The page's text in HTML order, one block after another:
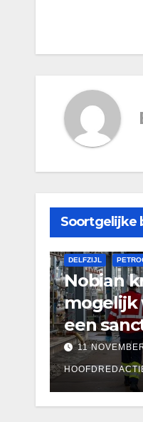
Soortgelijke
DELFZIJL
Nobian
mogelijk
een
11